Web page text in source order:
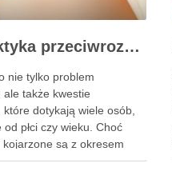
Profilaktyka przeciwrozstępowa: jak dbać o skórę skutecznie?
nie tylko problem
ale także kwestie
dotykają wiele osób,
od płci czy wieku. Choć
kojarzone są z okresem
może być